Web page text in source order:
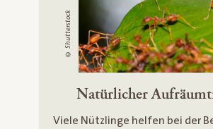
© Shutterstock
Natürlicher
Viele Nützlinge helfen bei der